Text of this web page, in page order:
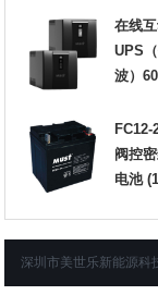
在线
UPS
波）
FC12-
阀控
电池
深圳市美世乐新能源